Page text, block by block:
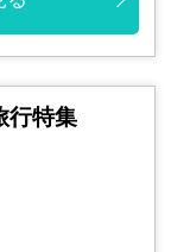
行特集